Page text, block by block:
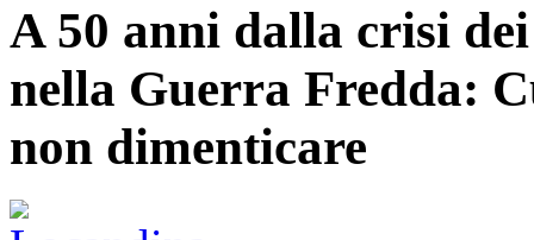
A 50 anni dalla crisi
nella Guerra Fredda:
non dimenticare